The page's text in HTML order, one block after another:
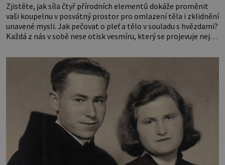
Zjistěte, jak síla čtyř přírodních elementů dokáže proměnit
vaši koupelnu v posvátný prostor pro omlazení těla i zklidnění
unavené mysli. Jak pečovat o pleť a tělo v souladu s hvězdami?
Každá z nás v sobě nese otisk vesmíru, který se projevuje nejen
Ženy narozené ve znamení Berana, Lva a Střelce v sobě nesou
žár, odvahu a neutuchající elán. Vaše